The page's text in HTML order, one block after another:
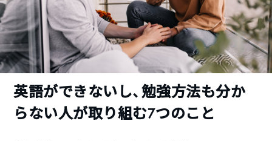
英語ができないし、勉強方法も分か
らない人が取り組む7つのこと